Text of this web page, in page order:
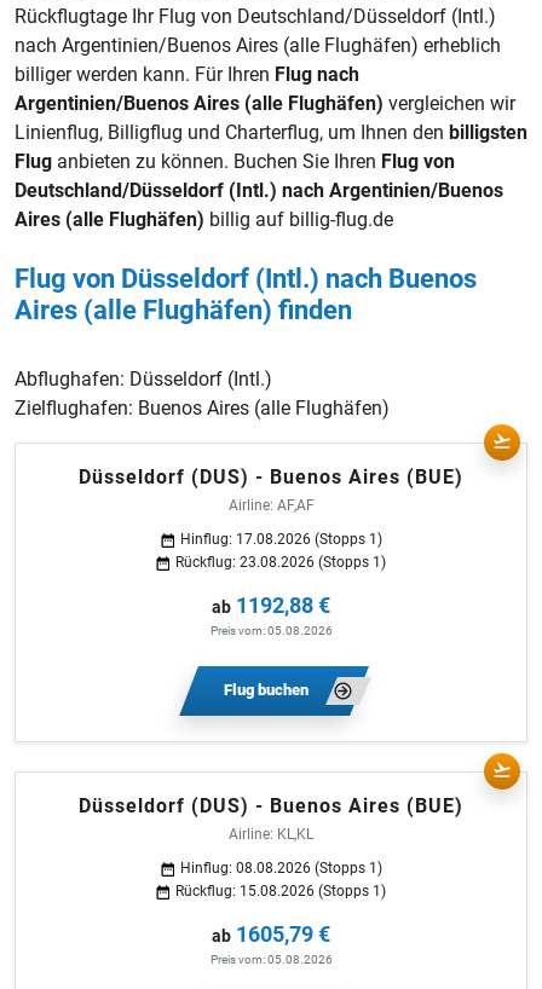
Rückflugtage Ihr Flug von Deutschland/Düsseldorf (Intl.)
nach Argentinien/Buenos Aires (alle Flughäfen) erheblich
billiger werden kann. Für Ihren Flug nach
Argentinien/Buenos Aires (alle Flughäfen) vergleichen wir
Linienflug, Billigflug und Charterflug, um Ihnen den billigsten
Flug anbieten zu können. Buchen Sie Ihren Flug von
Deutschland/Düsseldorf (Intl.) nach Argentinien/Buenos
Aires (alle Flughäfen) billig auf billig-flug.de
Flug von Düsseldorf (Intl.) nach Buenos
Aires (alle Flughäfen) finden
Abflughafen: Düsseldorf (Intl.)
Zielflughafen: Buenos Aires (alle Flughäfen)
Düsseldorf (DUS) - Buenos Aires (BUE)
Airline: AF,AF
Hinflug: 17.08.2026 (Stopps 1)
Rückflug: 23.08.2026 (Stopps 1)
ab 1192,88 €
Preis vom: 05.08.2026
Flug buchen
Düsseldorf (DUS) - Buenos Aires (BUE)
Airline: KL,KL
Hinflug: 08.08.2026 (Stopps 1)
Rückflug: 15.08.2026 (Stopps 1)
ab 1605,79 €
Preis vom: 05.08.2026